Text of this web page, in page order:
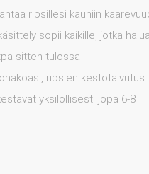
ripsillesi kauniin
sopii kaikille, jotka
sitten tulossa
ripsien kestotaivutus
yksilöllisesti jopa 6-8